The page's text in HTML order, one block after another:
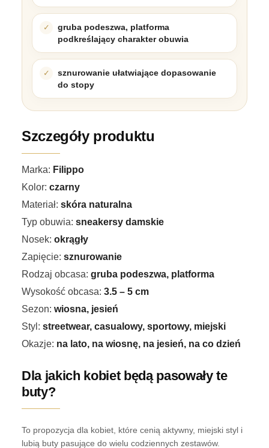
gruba podeszwa, platforma
podkreślający charakter obuwia
sznurowanie ułatwiające dopasowanie
do stopy
Szczegóły produktu
Marka: Filippo
Kolor: czarny
Materiał: skóra naturalna
Typ obuwia: sneakersy damskie
Nosek: okrągły
Zapięcie: sznurowanie
Rodzaj obcasa: gruba podeszwa, platforma
Wysokość obcasa: 3.5 – 5 cm
Sezon: wiosna, jesień
Styl: streetwear, casualowy, sportowy, miejski
Okazje: na lato, na wiosnę, na jesień, na co dzień
Dla jakich kobiet będą pasowały te
buty?
To propozycja dla kobiet, które cenią aktywny, miejski styl i
lubią buty pasujące do wielu codziennych zestawów.